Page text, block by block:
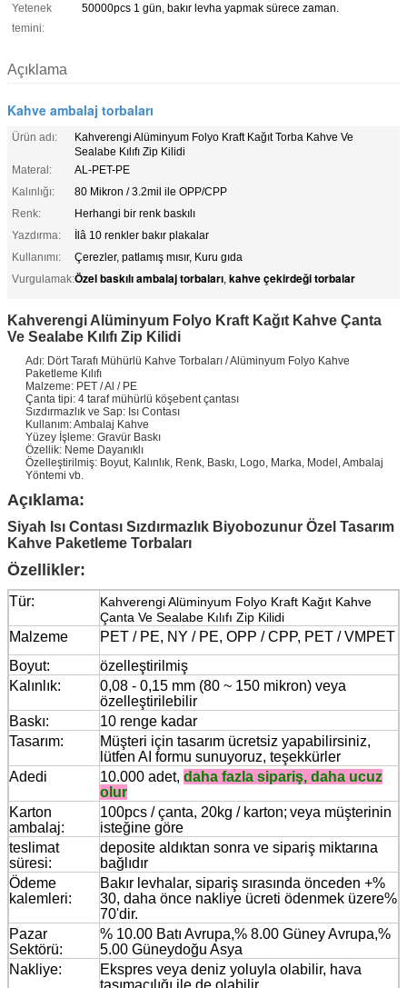
Yetenek
temini:
50000pcs 1 gün, bakır levha yapmak sürece zaman.
Açıklama
Kahve ambalaj torbaları
Ürün adı:
Kahverengi Alüminyum Folyo Kraft Kağıt Torba Kahve Ve
Sealabe Kılıfı Zip Kilidi
Materal:
AL-PET-PE
Kalınlığı:
80 Mikron / 3.2mil ile OPP/CPP
Renk:
Herhangi bir renk baskılı
Yazdırma:
İlâ 10 renkler bakır plakalar
Kullanımı:
Çerezler, patlamış mısır, Kuru gıda
Vurgulamak:Özel baskılı ambalaj torbaları, kahve çekirdeği torbalar
Kahverengi Alüminyum Folyo Kraft Kağıt Kahve Çanta
Ve Sealabe Kılıfı Zip Kilidi
Adı: Dört Tarafı Mühürlü Kahve Torbaları / Alüminyum Folyo Kahve
Paketleme Kılıfı
Malzeme: PET / Al / PE
Çanta tipi: 4 taraf mühürlü köşebent çantası
Sızdırmazlık ve Sap: Isı Contası
Kullanım: Ambalaj Kahve
Yüzey İşleme: Gravür Baskı
Özellik: Neme Dayanıklı
Özelleştirilmiş: Boyut, Kalınlık, Renk, Baskı, Logo, Marka, Model, Ambalaj
Yöntemi vb.
Açıklama:
Siyah Isı Contası Sızdırmazlık Biyobozunur Özel Tasarım
Kahve Paketleme Torbaları
Özellikler:
Tür:
Kahverengi Alüminyum Folyo Kraft Kağıt Kahve
Çanta Ve Sealabe Kılıfı Zip Kilidi
Malzeme
PET / PE, NY / PE, OPP / CPP, PET / VMPET
Boyut:
özelleştirilmiş
Kalınlık:
0,08 - 0,15 mm (80 ~ 150 mikron) veya
özelleştirilebilir
Baskı:
10 renge kadar
Tasarım:
Müşteri için tasarım ücretsiz yapabilirsiniz,
lütfen AI formu sunuyoruz, teşekkürler
Adedi
10.000 adet, daha fazla sipariş, daha ucuz
olur
Karton
ambalaj:
100pcs / çanta, 20kg / karton; veya müşterinin
isteğine göre
teslimat
süresi:
deposite aldıktan sonra ve sipariş miktarına
bağlıdır
Ödeme
kalemleri:
Bakır levhalar, sipariş sırasında önceden +%
30, daha önce nakliye ücreti ödenmek üzere%
70'dir.
Pazar
Sektörü:
% 10.00 Batı Avrupa,% 8.00 Güney Avrupa,%
5.00 Güneydoğu Asya
Nakliye:
Ekspres veya deniz yoluyla olabilir, hava
taşımacılığı ile de olabilir.